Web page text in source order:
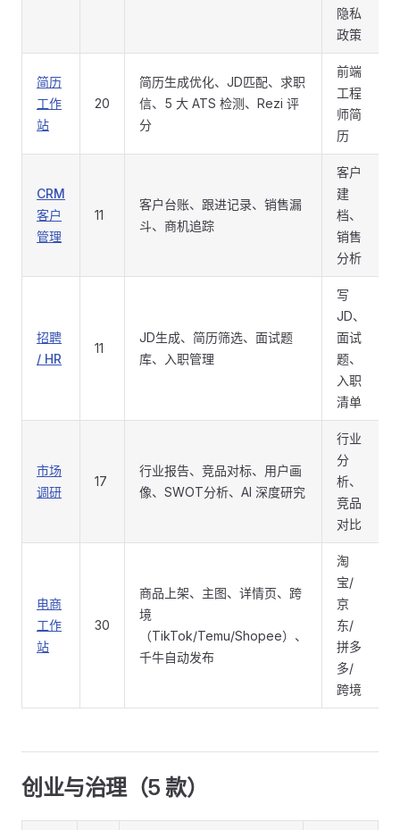
隐私
政策
简历
工作
站
20
简历生成优化、JD匹配、求职
信、5 大 ATS 检测、Rezi 评
分
前端
工程
师简
历
CRM
客户
管理
11
客户台账、跟进记录、销售漏
斗、商机追踪
客户
建
档、
销售
分析
招聘
/ HR
11
JD生成、简历筛选、面试题
库、入职管理
写
JD、
面试
题、
入职
清单
市场
调研
17
行业报告、竞品对标、用户画
像、SWOT分析、AI 深度研究
行业
分
析、
竞品
对比
电商
工作
站
30
商品上架、主图、详情页、跨
境
（TikTok/Temu/Shopee）、
千牛自动发布
淘
宝/
京
东/
拼多
多/
跨境
创业与治理（5 款）